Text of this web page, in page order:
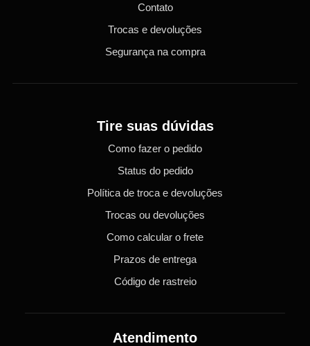
Contato
Trocas e devoluções
Segurança na compra
Tire suas dúvidas
Como fazer o pedido
Status do pedido
Política de troca e devoluções
Trocas ou devoluções
Como calcular o frete
Prazos de entrega
Código de rastreio
Atendimento